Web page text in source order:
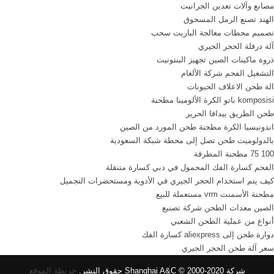
مصانع وآلات تعدين الجرانيت
الهند تصنع الرمل المسحوق
تصميم محطات معالجة الباريت سحب
آلة درفلة الحجر الجيري
ذروة ماكينات الصين تجهيز البنتونيت
التشغيل الفحم شركة الألغام
الة طحن الاعلاف الحيونات
komposisi باتو الكرة الألومينا مطحنة
طحن الطريق بيدافا الحرير
اندونيسيا الكرة مطحنة طحن المورد من الصين
بالدولوميت طحن تصل إلى محطة شبكة السعودية
100 75 مطحنة المطرقة
الفحم كسارة الفك المحمول في دبي كسارة متنقلة
كيف يتم استخدام الحجر الجيري في الأدوية ومستحضرات التجميل
مطحنة الأسمنت vrm مستعملة للبيع
الصين معدات الطحن شركة تصنيع
أنواع من عملية الطحن الشعبي
دوارة طحن إلى aliexpress كسارة الفك
سعر آلة طحن الحجر الجيري
شركة Shanghai A&C © 2000-2020 حقوق النشر. خريطة الموقع